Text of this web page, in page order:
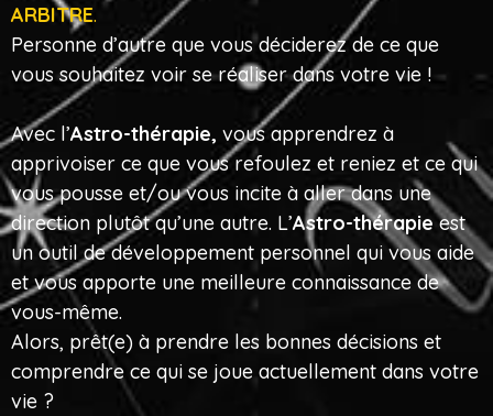
ARBITRE.
Personne d’autre que vous déciderez de ce que
vous souhaitez voir se réaliser dans votre vie !
Avec l’Astro-thérapie, vous apprendrez à
apprivoiser ce que vous refoulez et reniez et ce qui
vous pousse et/ou vous incite à aller dans une
direction plutôt qu’une autre. L’Astro-thérapieest
un outil de développement personnel qui vous aide
et vous apporte une meilleure connaissance de
vous-même.
Alors, prêt(e) à prendre les bonnes décisions et
comprendre ce qui se joue actuellement dans votre
vie ?